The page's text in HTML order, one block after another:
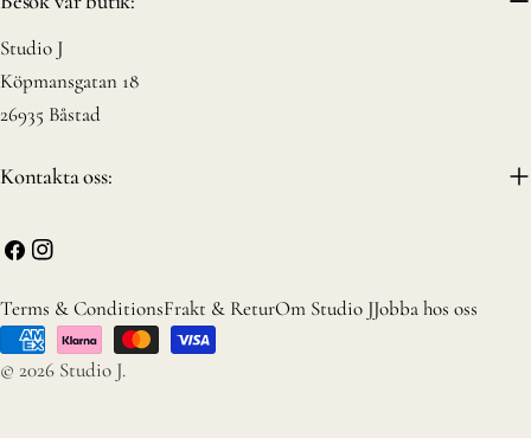
Studio J
Köpmansgatan 18
26935 Båstad
Kontakta oss:
FacebookInstagram
© 2026 Studio J.
Terms & ConditionsFrakt & ReturOm Studio JJobba hos oss
Betalningsmetoder